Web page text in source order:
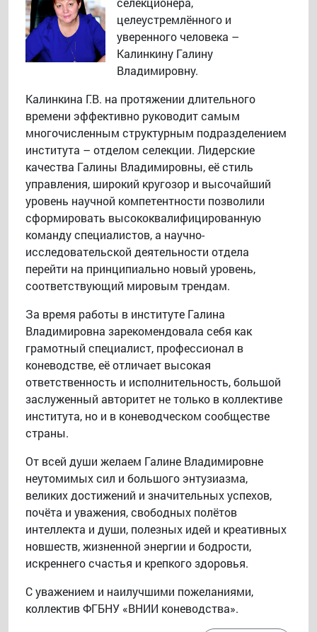
целеустремлённого и
уверенного человека –
Калинкину Галину
Владимировну.
Калинкина Г.В. на протяжении длительного
времени эффективно руководит самым
многочисленным структурным подразделением
института – отделом селекции. Лидерские
качества Галины Владимировны, её стиль
управления, широкий кругозор и высочайший
уровень научной компетентности позволили
сформировать высококвалифицированную
команду специалистов, а научно-
исследовательской деятельности отдела
перейти на принципиально новый уровень,
соответствующий мировым трендам.
За время работы в институте Галина
Владимировна зарекомендовала себя как
грамотный специалист, профессионал в
коневодстве, её отличает высокая
ответственность и исполнительность, большой
заслуженный авторитет не только в коллективе
института, но и в коневодческом сообществе
страны.
От всей души желаем Галине Владимировне
неутомимых сил и большого энтузиазма,
великих достижений и значительных успехов,
почёта и уважения, свободных полётов
интеллекта и души, полезных идей и креативных
новшеств, жизненной энергии и бодрости,
искреннего счастья и крепкого здоровья.
С уважением и наилучшими пожеланиями,
коллектив ФГБНУ «ВНИИ коневодства».